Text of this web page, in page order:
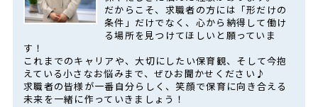
だからこそ、求職者の方には「形だけの
条件」だけでなく、心から納得して働け
る場所を見つけてほしいと願っていま
す！
これまでのキャリアや、大切にしたい保育観、そして今抱
えている小さなお悩みまで、ぜひお聞かせください♪
求職者の皆様が一番自分らしく、笑顔で保育に向き合える
未来を一緒に作っていきましょう！